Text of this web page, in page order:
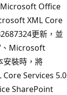
Microsoft Office
XML Core
更新，並
、Microsoft
安裝時，將
Services 5.0
SharePoint